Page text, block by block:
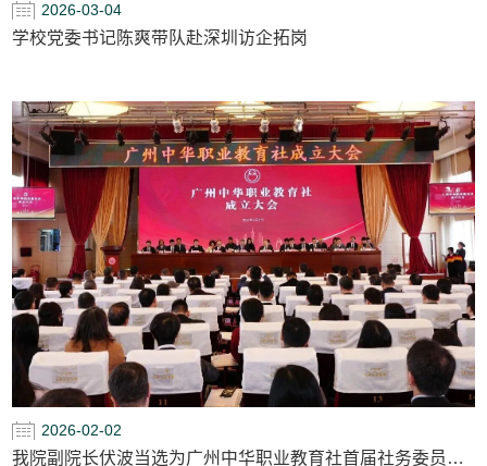
2026-03-04
学校党委书记陈爽带队赴深圳访企拓岗
2026-02-02
我院副院长伏波当选为广州中华职业教育社首届社务委员会委员